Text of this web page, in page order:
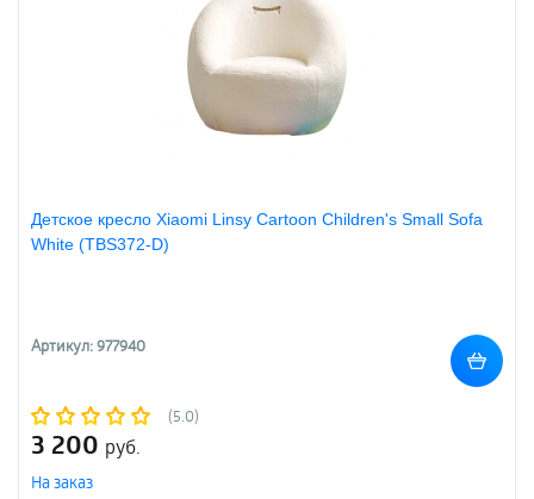
Детское кресло Xiaomi Linsy Cartoon Children's Small Sofa
White (TBS372-D)
Артикул: 977940
(5.0)
3 200 руб.
На заказ